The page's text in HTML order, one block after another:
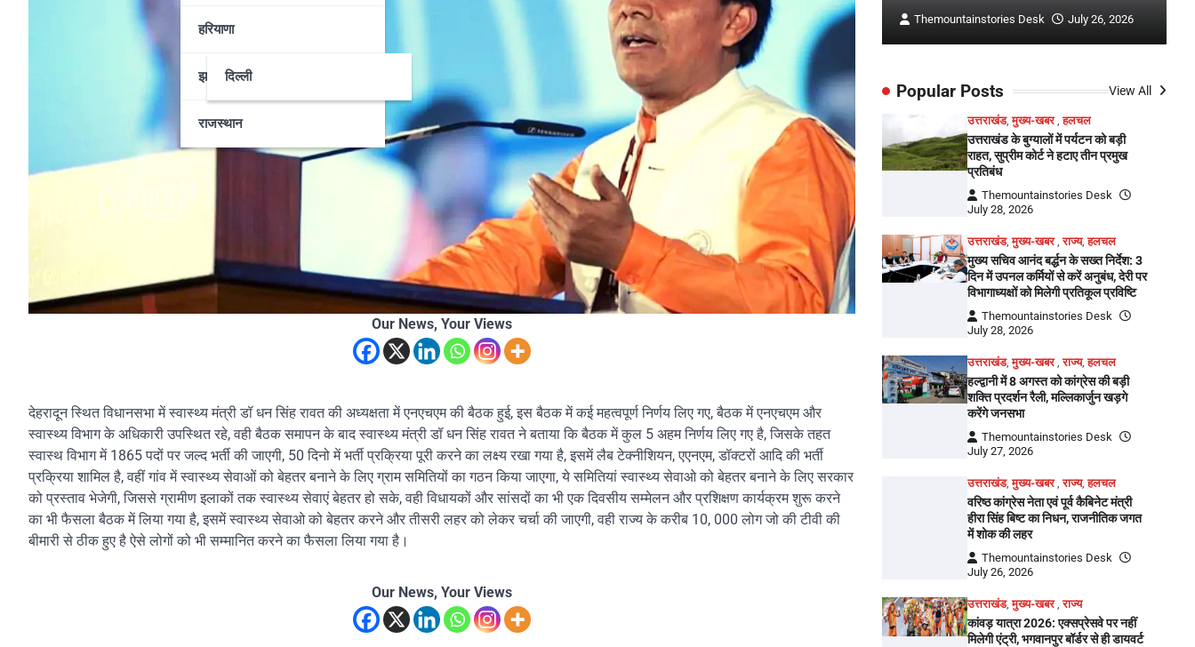
हरियाणा
झारखण्डदिल्ली
राजस्थान
Our News, Your Views
देहरादून स्थित विधानसभा में स्वास्थ्य मंत्री डॉ धन सिंह रावत की अध्यक्षता में एनएचएम की बैठक हुई, इस बैठक में कई महत्वपूर्ण निर्णय लिए गए, बैठक में एनएचएम और
स्वास्थ्य विभाग के अधिकारी उपस्थित रहे, वही बैठक समापन के बाद स्वास्थ्य मंत्री डॉ धन सिंह रावत ने बताया कि बैठक में कुल 5 अहम निर्णय लिए गए है, जिसके तहत
स्वास्थ विभाग में 1865 पदों पर जल्द भर्ती की जाएगी, 50 दिनो में भर्ती प्रक्रिया पूरी करने का लक्ष्य रखा गया है, इसमें लैब टेक्नीशियन, एएनएम, डॉक्टरों आदि की भर्ती
प्रक्रिया शामिल है, वहीं गांव में स्वास्थ्य सेवाओं को बेहतर बनाने के लिए ग्राम समितियों का गठन किया जाएगा, ये समितियां स्वास्थ्य सेवाओ को बेहतर बनाने के लिए सरकार
को प्रस्ताव भेजेगी, जिससे ग्रामीण इलाकों तक स्वास्थ्य सेवाएं बेहतर हो सके, वही विधायकों और सांसदों का भी एक दिवसीय सम्मेलन और प्रशिक्षण कार्यक्रम शुरू करने
का भी फैसला बैठक में लिया गया है, इसमें स्वास्थ्य सेवाओ को बेहतर करने और तीसरी लहर को लेकर चर्चा की जाएगी, वही राज्य के करीब 10, 000 लोग जो की टीवी की
बीमारी से ठीक हुए है ऐसे लोगों को भी सम्मानित करने का फैसला लिया गया है।
Our News, Your Views
Themountainstories Desk July 26, 2026 Themountainstories Desk July 26, 2026
Popular Posts View All
उत्तराखंड,मुख्य-खबर,हलचल
उत्तराखंड के बुग्यालों में पर्यटन को बड़ी
राहत, सुप्रीम कोर्ट ने हटाए तीन प्रमुख
प्रतिबंध
Themountainstories Desk
July 28, 2026
उत्तराखंड,मुख्य-खबर,राज्य,हलचल
मुख्य सचिव आनंद बर्द्धन के सख्त निर्देश: 3
दिन में उपनल कर्मियों से करें अनुबंध, देरी पर
विभागाध्यक्षों को मिलेगी प्रतिकूल प्रविष्टि
Themountainstories Desk
July 28, 2026
उत्तराखंड,मुख्य-खबर,राज्य,हलचल
हल्द्वानी में 8 अगस्त को कांग्रेस की बड़ी
शक्ति प्रदर्शन रैली, मल्लिकार्जुन खड़गे
करेंगे जनसभा
Themountainstories Desk
July 27, 2026
उत्तराखंड,मुख्य-खबर,राज्य,हलचल
वरिष्ठ कांग्रेस नेता एवं पूर्व कैबिनेट मंत्री
हीरा सिंह बिष्ट का निधन, राजनीतिक जगत
में शोक की लहर
Themountainstories Desk
July 26, 2026
उत्तराखंड,मुख्य-खबर,राज्य
कांवड़ यात्रा 2026: एक्सप्रेसवे पर नहीं
मिलेगी एंट्री, भगवानपुर बॉर्डर से ही डायवर्ट